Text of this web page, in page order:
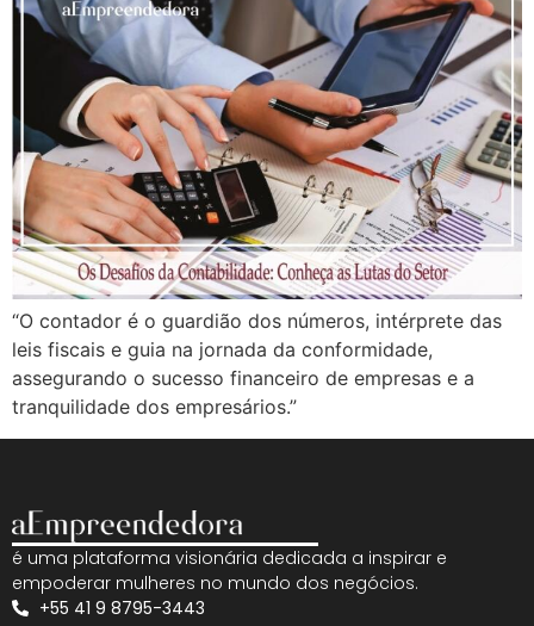
“O contador é o guardião dos números, intérprete das
leis fiscais e guia na jornada da conformidade,
assegurando o sucesso financeiro de empresas e a
tranquilidade dos empresários.”
é uma plataforma visionária dedicada a inspirar e
empoderar mulheres no mundo dos negócios.
+55 41 9 8795-3443